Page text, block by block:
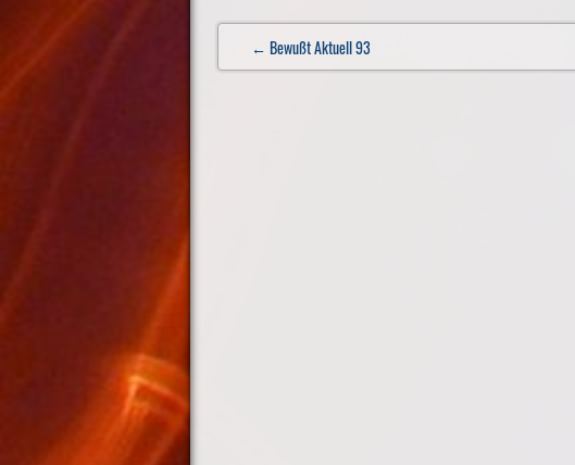
Post
navigation
← Bewußt Aktuell 93